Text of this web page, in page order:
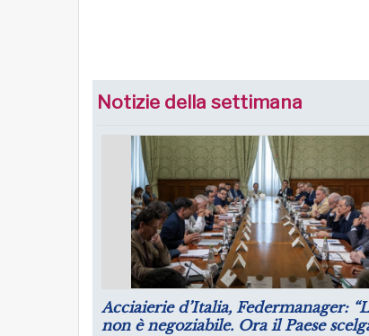
Notizie della settimana
Luglio: migliorano le aspettative
produzione